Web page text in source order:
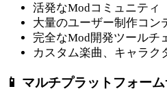
活発なModコミュニティ
大量のユーザー制作コン
完全なMod開発ツールチ
カスタム楽曲、キャラク
📱 マルチプラットフォー